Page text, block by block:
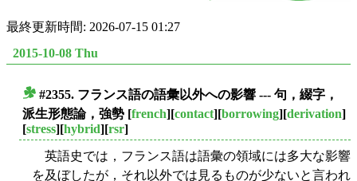
最終更新時間: 2026-07-15 01:27
2015-10-08 Thu
#2355. フランス語の語彙以外への影響 --- 句，綴字，
派生形態論，強勢 [french][contact][borrowing][derivation]
[stress][hybrid][rsr]
英語史では，フランス語は語彙の領域には多大な影響
を及ぼしたが，それ以外では見るものが少ないと言われ